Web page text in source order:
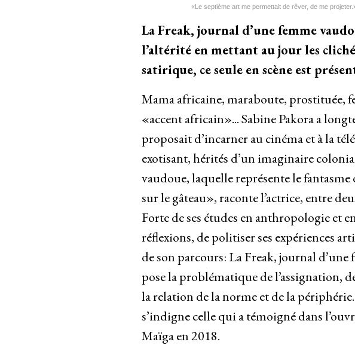
«Le septième art me permettait de rêver, de me
La Freak, journal d’une femme
l’altérité en mettant au jour les
satirique, ce seule en scène est
Mama africaine, maraboute, prostituée,
«accent africain»... Sabine Pakora a
proposait d’incarner au cinéma et à la
exotisant, hérités d’un imaginaire
vaudoue, laquelle représente le fantasme
sur le gâteau», raconte l’actrice, entre
Forte de ses études en anthropologie et
réflexions, de politiser ses expériences
de son parcours: La Freak, journal
pose la problématique de l’assignation,
la relation de la norme et de la
s’indigne celle qui a témoigné dans
Maïga en 2018.